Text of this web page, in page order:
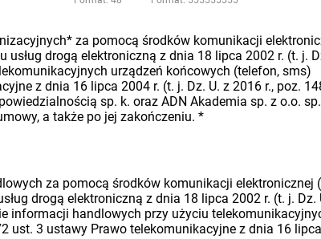
za pomocą środków komunikacji
drogą elektroniczną z dnia 18 lipca 2002 r. (t. j.
urządzeń końcowych (telefon, sms)
z dnia 16 lipca 2004 r. (t. j. Dz. U. z 2016 r., poz.
sp. k. oraz ADN Akademia sp. z o.o.
a także po jej zakończeniu. *
za pomocą środków komunikacji elektronicznej
drogą elektroniczną z dnia 18 lipca 2002 r. (t. j. Dz.
informacji handlowych przy użyciu
ust. 3 ustawy Prawo telekomunikacyjne z dnia 16 lipca